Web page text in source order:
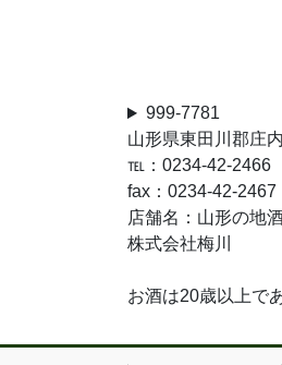
999-7781
山形県東田川郡庄
℡：0234-42-2466
fax：0234-42-2467
店舗名：山形の地
株式会社梅川
お酒は20歳以上で